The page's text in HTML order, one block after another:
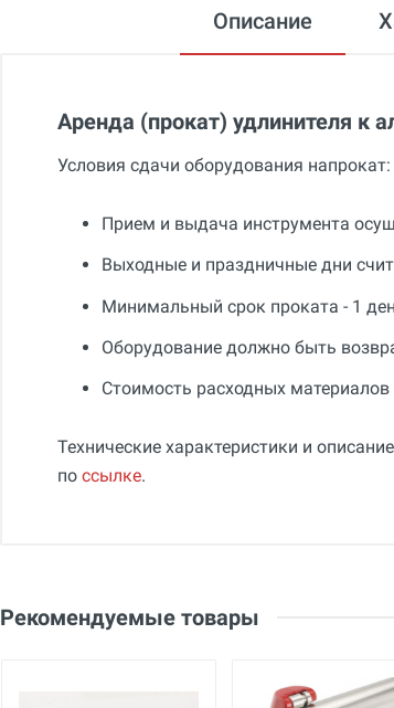
Описание
Аренда (прокат) удлинителя к
Условия сдачи оборудования напрокат:
Прием и выдача инструмента
Выходные и праздничные дни
Минимальный срок проката - 1
Оборудование должно быть
Стоимость расходных
Технические характеристики и
по ссылке.
Бренд
Ваше сообщение
Рекомендуемые товары